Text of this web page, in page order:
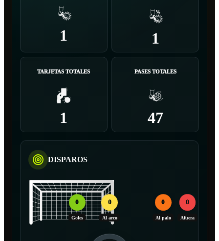
1 1
TARJETAS TOTALES
1
PASES TOTALES
47
DISPAROS
0
Goles
0
Al arco
0
Al palo
0
Afuera